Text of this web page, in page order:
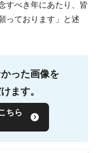
すべき年にあたり、皆
っております」と述
った画像を
ます。
ちら